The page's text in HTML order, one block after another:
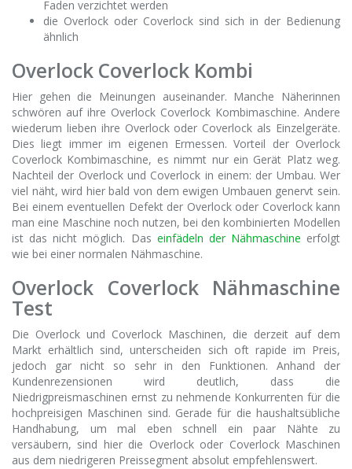
Faden verzichtet werden
die Overlock oder Coverlock sind sich in der Bedienung
ähnlich
Overlock Coverlock Kombi
Hier gehen die Meinungen auseinander. Manche Näherinnen
schwören auf ihre Overlock Coverlock Kombimaschine. Andere
wiederum lieben ihre Overlock oder Coverlock als Einzelgeräte.
Dies liegt immer im eigenen Ermessen. Vorteil der Overlock
Coverlock Kombimaschine, es nimmt nur ein Gerät Platz weg.
Nachteil der Overlock und Coverlock in einem: der Umbau. Wer
viel näht, wird hier bald von dem ewigen Umbauen genervt sein.
Bei einem eventuellen Defekt der Overlock oder Coverlock kann
man eine Maschine noch nutzen, bei den kombinierten Modellen
ist das nicht möglich. Das einfädeln der Nähmaschine erfolgt
wie bei einer normalen Nähmaschine.
Overlock Coverlock Nähmaschine
Test
Die Overlock und Coverlock Maschinen, die derzeit auf dem
Markt erhältlich sind, unterscheiden sich oft rapide im Preis,
jedoch gar nicht so sehr in den Funktionen. Anhand der
Kundenrezensionen wird deutlich, dass die
Niedrigpreismaschinen ernst zu nehmende Konkurrenten für die
hochpreisigen Maschinen sind. Gerade für die haushaltsübliche
Handhabung, um mal eben schnell ein paar Nähte zu
versäubern, sind hier die Overlock oder Coverlock Maschinen
aus dem niedrigeren Preissegment absolut empfehlenswert.